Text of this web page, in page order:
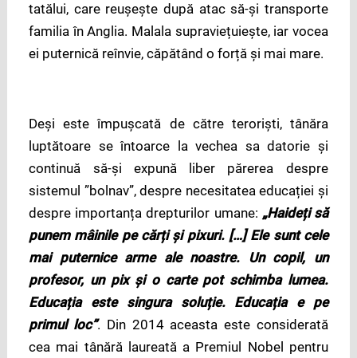
tatălui, care reușește după atac să-și transporte
familia în Anglia. Malala supraviețuiește, iar vocea
ei puternică reînvie, căpătând o forță și mai mare.
Deși este împușcată de către teroriști, tânăra
luptătoare se întoarce la vechea sa datorie și
continuă să-și expună liber părerea despre
sistemul ”bolnav”, despre necesitatea educației și
despre importanța drepturilor umane: „Haideți să
punem mâinile pe cărți și pixuri. […] Ele sunt cele
mai puternice arme ale noastre. Un copil, un
profesor, un pix și o carte pot schimba lumea.
Educația este singura soluție. Educația e pe
primul loc”. Din 2014 aceasta este considerată
cea mai tânără laureată a Premiul Nobel pentru